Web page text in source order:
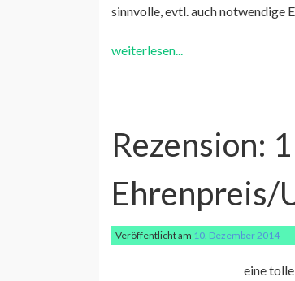
sinnvolle, evtl. auch notwendige
weiterlesen...
Rezension:
Ehrenpreis/
Veröffentlicht am 10. Dezember 2014
eine